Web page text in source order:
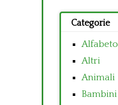
Categorie
Alfabeto
Altri
Animali
Bambini